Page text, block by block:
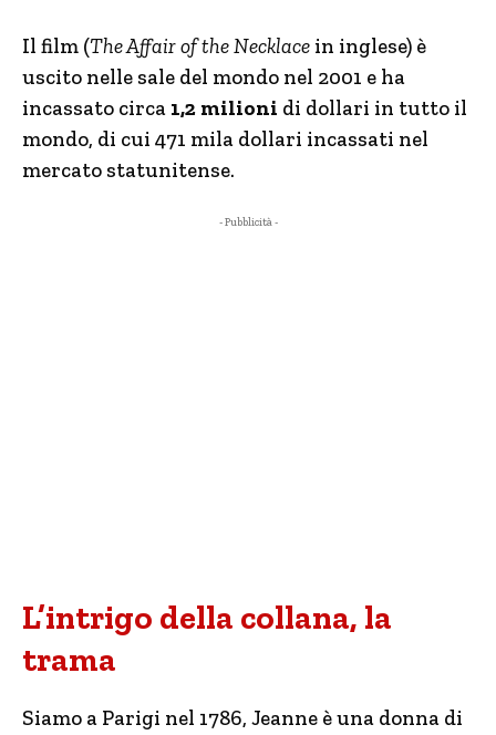
Il film (The Affair of the Necklace in inglese) è
uscito nelle sale del mondo nel 2001 e ha
incassato circa 1,2 milioni di dollari in tutto il
mondo, di cui 471 mila dollari incassati nel
mercato statunitense.
- Pubblicità -
L’intrigo della collana, la
trama
Siamo a Parigi nel 1786, Jeanne è una donna di